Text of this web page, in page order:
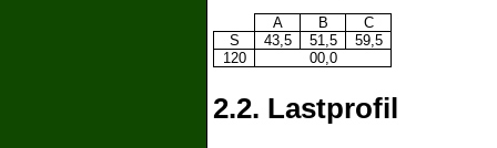
A B
C
S
43,5 51,5
59,5
120
00,0
2.2. Lastprofil